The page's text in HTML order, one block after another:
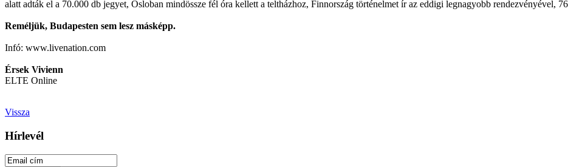
alatt adták el a 70.000 db jegyet, Osloban mindössze fél óra kellett a teltházhoz, Finnország történelmet ír az eddigi legnagyobb rendezvényével,
Reméljük, Budapesten sem lesz másképp.
Infó: www.livenation.com
Érsek Vivienn
ELTE Online
Vissza
Hírlevél